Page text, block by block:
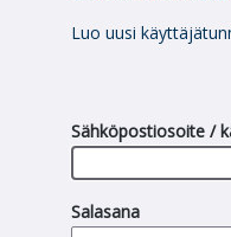
Luo uusi
Sähköpostiosoite /
Salasana